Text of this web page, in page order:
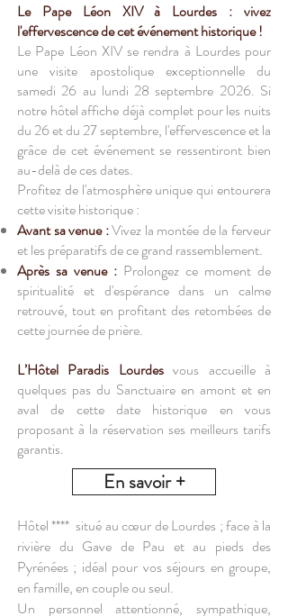
Le Pape Léon XIV à Lourdes : vivez
l'effervescence de cet événement historique !
Le Pape Léon XIV se rendra à Lourdes pour
une visite apostolique exceptionnelle du
samedi 26 au lundi 28 septembre 2026. Si
notre hôtel affiche déjà complet pour les nuits
du 26 et du 27 septembre, l'effervescence et la
grâce de cet événement se ressentiront bien
au-delà de ces dates.
Profitez de l'atmosphère unique qui entourera
cette visite historique :
Avant sa venue :Vivez la montée de la ferveur
et les préparatifs de ce grand rassemblement.
Après sa venue : Prolongez ce moment de
spiritualité et d'espérance dans un calme
retrouvé, tout en profitant des retombées de
cette journée de prière.
L’Hôtel Paradis Lourdesvous accueille à
quelques pas du Sanctuaire en amont et en
aval de cette date historique en vous
proposant à la réservation ses meilleurs tarifs
garantis.
En savoir +
Hôtel **** situé au cœur de Lourdes ; face à la
rivière du Gave de Pau et au pieds des
Pyrénées ; idéal pour vos séjours en groupe,
en famille, en couple ou seul.
Un personnel attentionné, sympathique,